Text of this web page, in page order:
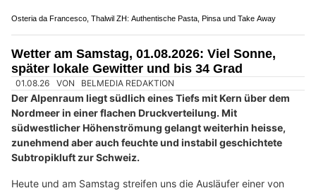
KEG GmbH: Energie sparen mit Wärmepumpe, Klima und Solar